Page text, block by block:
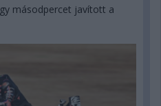
másodpercet javított a